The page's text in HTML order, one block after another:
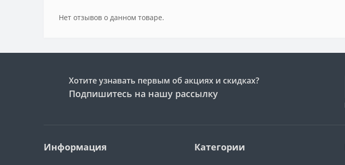
Нет отзывов о данном товаре.
Хотите узнавать первым об акциях и скидках?
Подпишитесь на нашу рассылку
Информация Категории